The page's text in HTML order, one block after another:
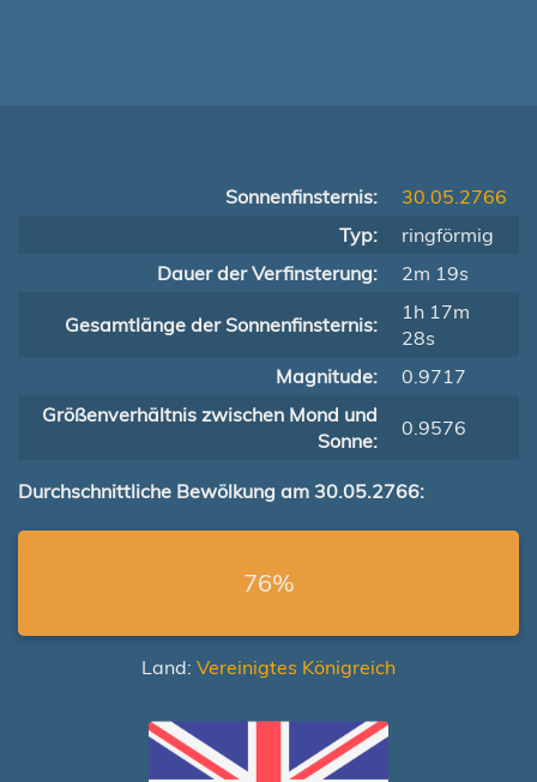
Sonnenfinsternis:
30.05.2766
Typ:
ringförmig
Dauer der Verfinsterung:
2m 19s
Gesamtlänge der Sonnenfinsternis:
1h 17m
28s
Magnitude:
0.9717
Größenverhältnis zwischen Mond und
Sonne:
0.9576
Durchschnittliche Bewölkung am 30.05.2766:
76%
Land: Vereinigtes Königreich